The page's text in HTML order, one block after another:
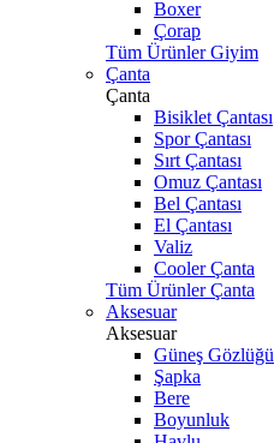
Boxer
Çorap
Tüm Ürünler Giyim
Çanta
Çanta
Bisiklet Çantası
Spor Çantası
Sırt Çantası
Omuz Çantası
Bel Çantası
El Çantası
Valiz
Cooler Çanta
Tüm Ürünler Çanta
Aksesuar
Aksesuar
Güneş Gözlüğü
Şapka
Bere
Boyunluk